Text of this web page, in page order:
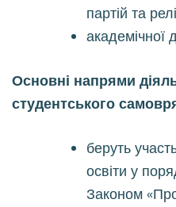
партій та
академічної
Основні напрями
студентського
беруть
освіти у
Законом